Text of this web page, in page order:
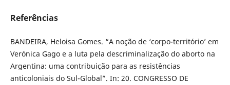
Referências
BANDEIRA, Heloisa Gomes. “A noção de ‘corpo-território’ em
Verónica Gago e a luta pela descriminalização do aborto na
Argentina: uma contribuição para as resistências
anticoloniais do Sul-Global”. In: 20. CONGRESSO DE